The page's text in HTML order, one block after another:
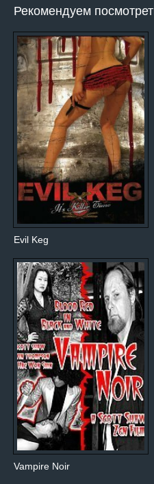
Рекомендуем
Evil Keg
Vampire Noir